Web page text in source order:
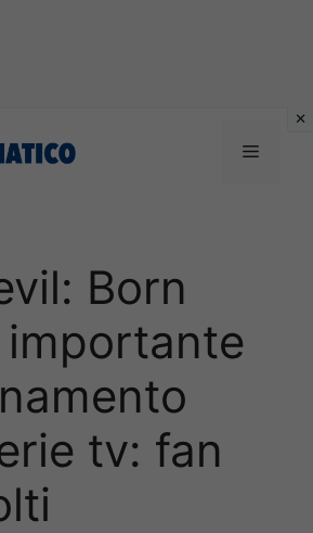
Menu
Born
tv: fan